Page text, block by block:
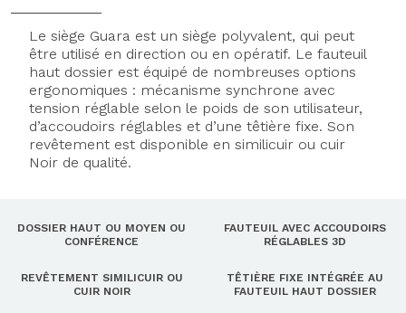
Le siège Guara est un siège polyvalent, qui peut
être utilisé en direction ou en opératif. Le fauteuil
haut dossier est équipé de nombreuses options
ergonomiques : mécanisme synchrone avec
tension réglable selon le poids de son utilisateur,
d’accoudoirs réglables et d’une têtière fixe. Son
revêtement est disponible en similicuir ou cuir
Noir de qualité.
DOSSIER HAUT OU MOYEN OU
CONFÉRENCE
FAUTEUIL AVEC ACCOUDOIRS
RÉGLABLES 3D
REVÊTEMENT SIMILICUIR OU
CUIR NOIR
TÊTIÈRE FIXE INTÉGRÉE AU
FAUTEUIL HAUT DOSSIER